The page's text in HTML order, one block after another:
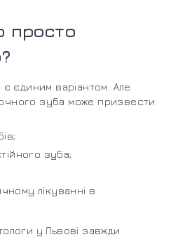
просто
є єдиним варіантом. Але
зуба може призвести
зуба;
лікуванні в
у Львові завжди